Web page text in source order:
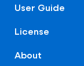
User Guide
License
About